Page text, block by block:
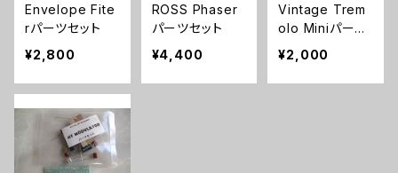
Envelope Fite
rパーツセット
¥2,800
ROSS Phaser
パーツセット
¥4,400
Vintage Trem
olo Miniパーツ
セット
¥2,000